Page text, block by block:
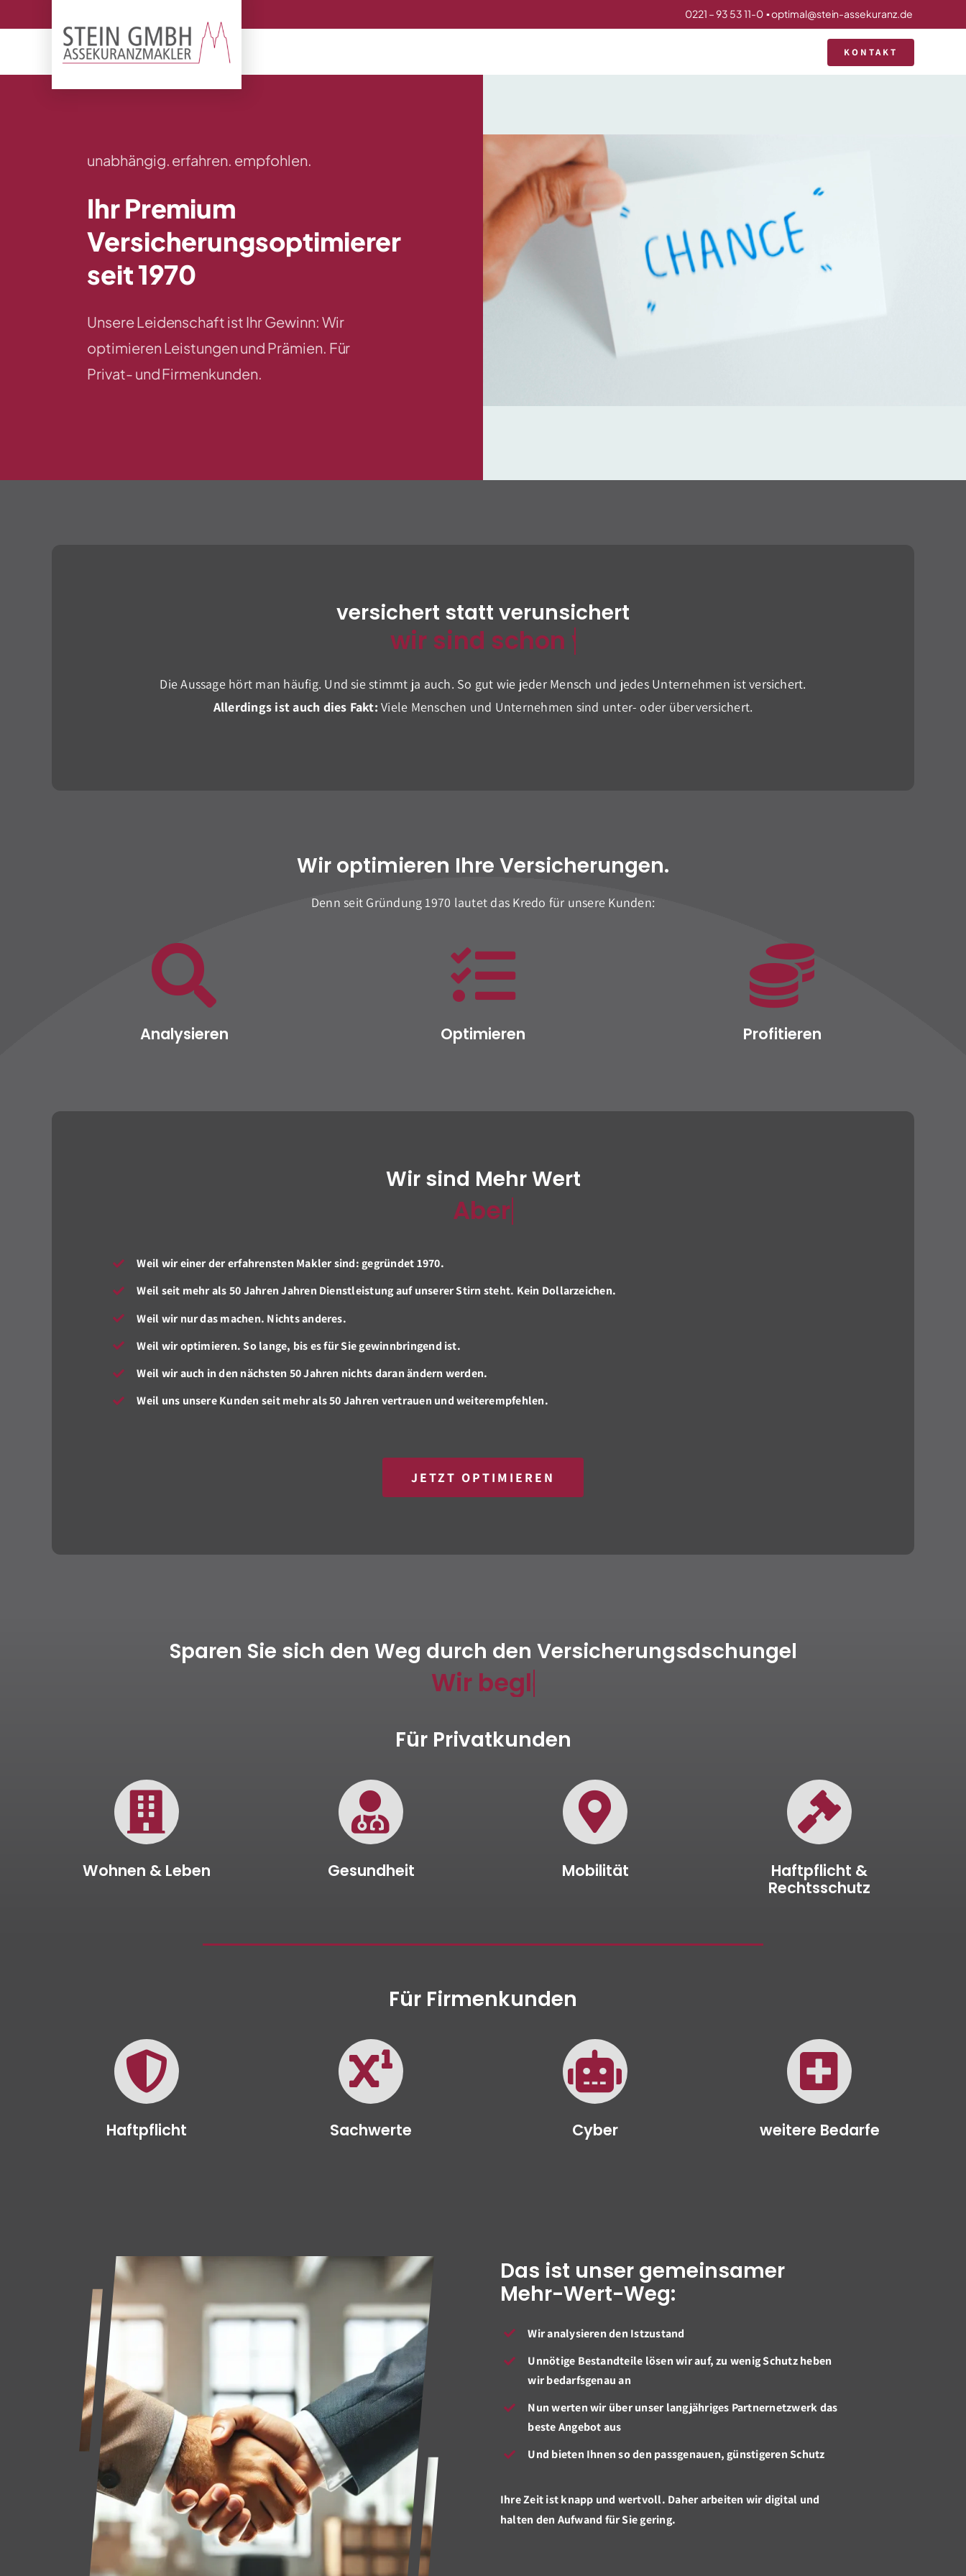
to
0221 – 93 53 11-0▪optimal@stein-assekuranz.de
KONTAKT
unabhängig. erfahren. empfohlen.
Ihr Premium
Versicherungsoptimierer
seit 1970
Unsere Leidenschaft ist Ihr Gewinn: Wir
optimieren Leistungen und Prämien. Für
Privat- und Firmenkunden.
versichert statt verunsichert
Die Aussage hört man häufig. Und sie stimmt ja auch. So gut wie jeder Mensch und jedes Unternehmen ist versichert.
Allerdings ist auch dies Fakt: Viele Menschen und Unternehmen sind unter- oder überversichert.
Wir optimieren Ihre Versicherungen.
Denn seit Gründung 1970 lautet das Kredo für unsere Kunden:
Analysieren Optimieren Profitieren
Wir sind Mehr Wert
Weil wir einer der erfahrensten Makler sind: gegründet 1970.
Weil seit mehr als 50 Jahren Jahren Dienstleistung auf unserer Stirn steht. Kein Dollarzeichen.
Weil wir nur das machen. Nichts anderes.
Weil wir optimieren. So lange, bis es für Sie gewinnbringend ist.
Weil wir auch in den nächsten 50 Jahren nichts daran ändern werden.
Weil uns unsere Kunden seit mehr als 50 Jahren vertrauen und weiterempfehlen.
JETZT OPTIMIEREN
Sparen Sie sich den Weg durch den Versicherungsdschungel
Für Privatkunden
Wohnen & Leben Gesundheit Mobilität
Haftpflicht &
Rechtsschutz
Für Firmenkunden
Haftpflicht Sachwerte Cyber weitere Bedarfe
Das ist unser gemeinsamer
Mehr-Wert-Weg:
Wir analysieren den Istzustand
Unnötige Bestandteile lösen wir auf, zu wenig Schutz heben
wir bedarfsgenau an
Nun werten wir über unser langjähriges Partnernetzwerk das
beste Angebot aus
Und bieten Ihnen so den passgenauen, günstigeren Schutz
Ihre Zeit ist knapp und wertvoll. Daher arbeiten wir digital und
halten den Aufwand für Sie gering.